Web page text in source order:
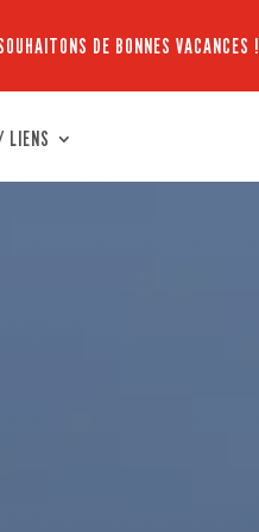
DE BONNES VACANCES !
LIENS